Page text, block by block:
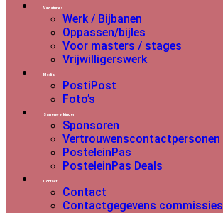
Vacatures
Werk / Bijbanen
Oppassen/bijles
Voor masters / stages
Vrijwilligerswerk
Media
PostiPost
Foto’s
Samenwerkingen
Sponsoren
Vertrouwenscontactpersonen
PosteleinPas
PosteleinPas Deals
Contact
Contact
Contactgegevens commissies